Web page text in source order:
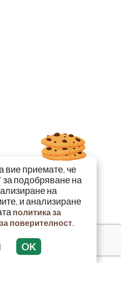
вие приемате, че
за подобряване на
на
и анализиране
политика за
поверителност.
OK